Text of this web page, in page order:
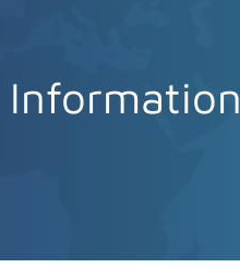
Information